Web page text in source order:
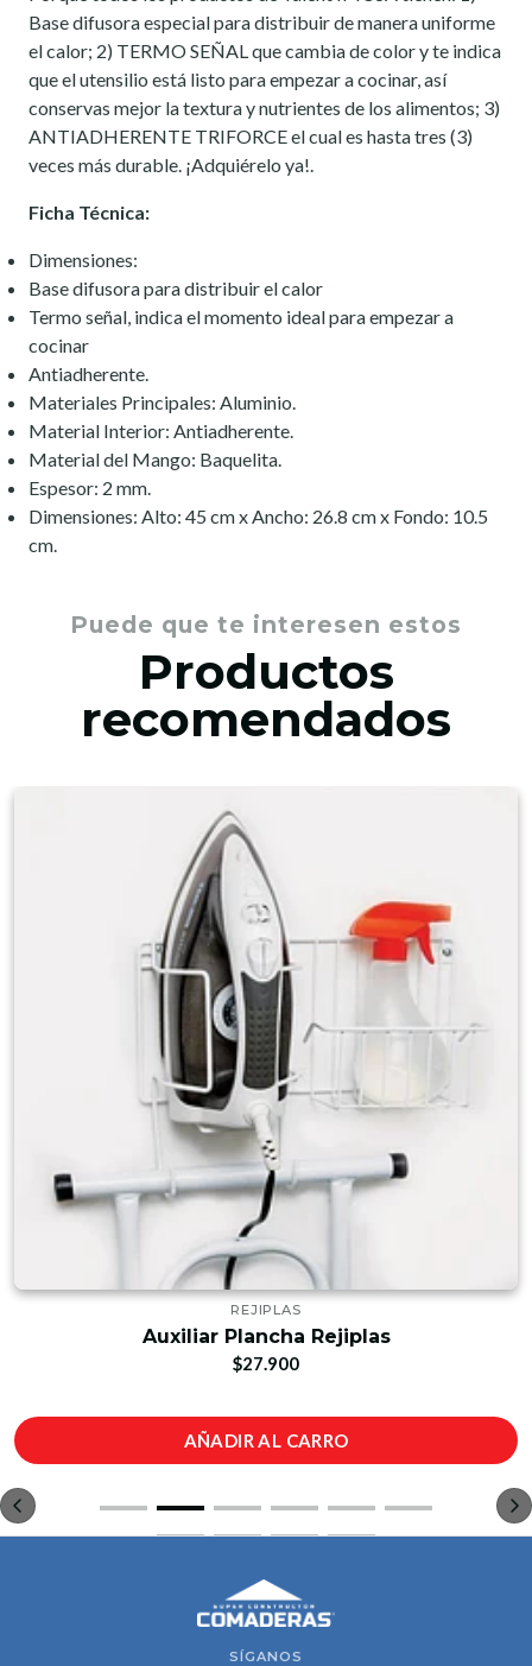
Base difusora especial para distribuir de manera uniforme
el calor; 2) TERMO SEÑAL que cambia de color y te indica
que el utensilio está listo para empezar a cocinar, así
conservas mejor la textura y nutrientes de los alimentos; 3)
ANTIADHERENTE TRIFORCE el cual es hasta tres (3)
veces más durable. ¡Adquiérelo ya!.
Ficha Técnica:
Dimensiones:
Base difusora para distribuir el calor
Termo señal, indica el momento ideal para empezar a
cocinar
Antiadherente.
Materiales Principales: Aluminio.
Material Interior: Antiadherente.
Material del Mango: Baquelita.
Espesor: 2 mm.
Dimensiones: Alto: 45 cm x Ancho: 26.8 cm x Fondo: 10.5
cm.
Puede que te interesen estos
Productos
recomendados
REJIPLAS
Auxiliar Plancha Rejiplas
$27.900
AÑADIR AL CARRO
SÍGANOS